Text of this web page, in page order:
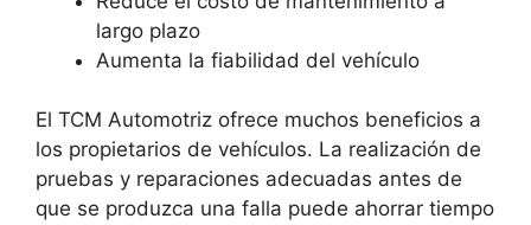
largo plazo
Aumenta la fiabilidad del vehículo
El TCM Automotriz ofrece muchos beneficios a
los propietarios de vehículos. La realización de
pruebas y reparaciones adecuadas antes de
que se produzca una falla puede ahorrar tiempo